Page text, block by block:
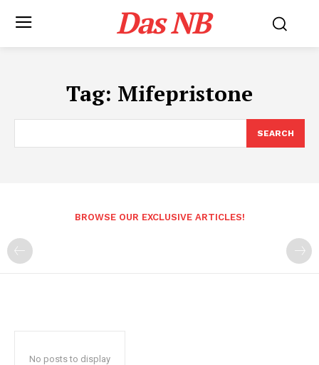
Das NB
Tag: Mifepristone
SEARCH
BROWSE OUR EXCLUSIVE ARTICLES!
No posts to display